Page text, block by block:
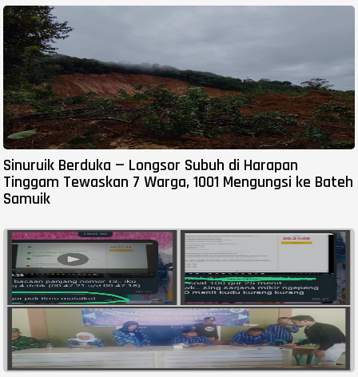
Sinuruik Berduka — Longsor Subuh di Harapan
Tinggam Tewaskan 7 Warga, 1001 Mengungsi ke Bateh
Samuik